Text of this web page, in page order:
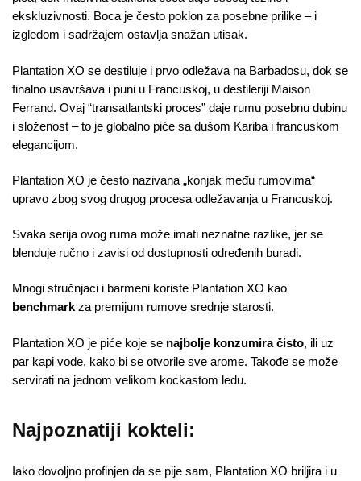
ekskluzivnosti. Boca je često poklon za posebne prilike – i
izgledom i sadržajem ostavlja snažan utisak.
Plantation XO se destiluje i prvo odležava na Barbadosu, dok se
finalno usavršava i puni u Francuskoj, u destileriji Maison
Ferrand. Ovaj “transatlantski proces” daje rumu posebnu dubinu
i složenost – to je globalno piće sa dušom Kariba i francuskom
elegancijom.
Plantation XO je često nazivana „konjak među rumovima“
upravo zbog svog drugog procesa odležavanja u Francuskoj.
Svaka serija ovog ruma može imati neznatne razlike, jer se
blenduje ručno i zavisi od dostupnosti određenih buradi.
Mnogi stručnjaci i barmeni koriste Plantation XO kao
benchmark za premijum rumove srednje starosti.
Plantation XO je piće koje se najbolje konzumira čisto, ili uz
par kapi vode, kako bi se otvorile sve arome. Takođe se može
servirati na jednom velikom kockastom ledu.
Najpoznatiji kokteli:
Iako dovoljno profinjen da se pije sam, Plantation XO briljira i u